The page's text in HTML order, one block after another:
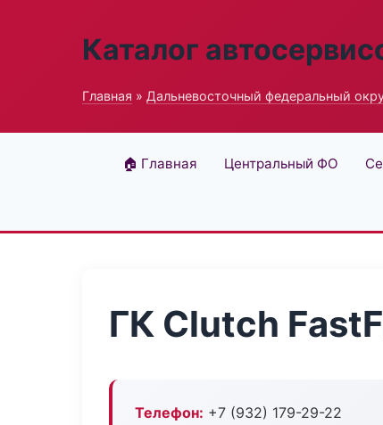
Каталог
Главная » Дальневосточный федеральный
🏠 Главная Центральный ФО
ГК Clutch
Телефон: +7 (932) 179-29-22